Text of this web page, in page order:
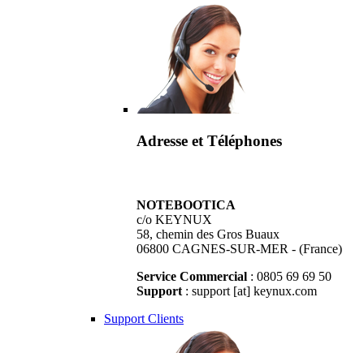
Adresse et Téléphones
NOTEBOOTICA
c/o KEYNUX
58, chemin des Gros Buaux
06800 CAGNES-SUR-MER - (France)
Service Commercial : 0805 69 69 50
Support : support [at] keynux.com
Support Clients